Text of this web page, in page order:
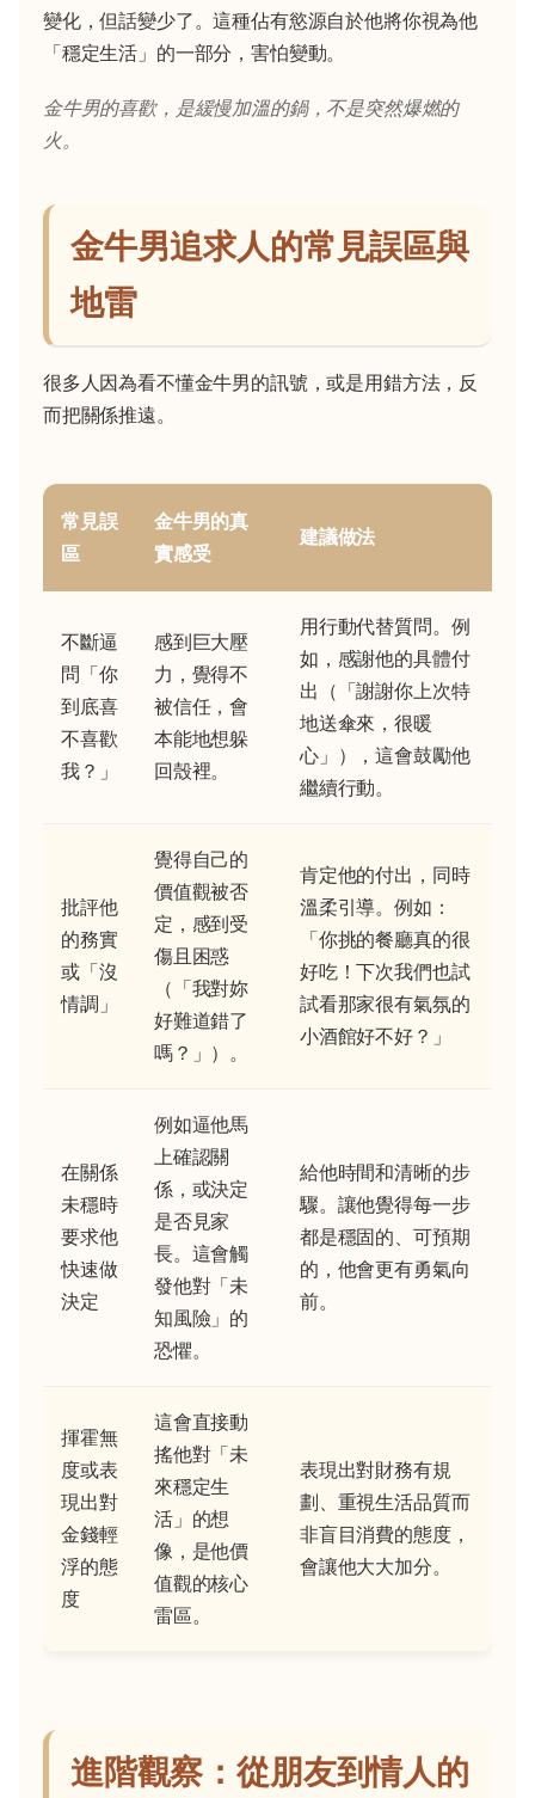
變化，但話變少了。這種佔有慾源自於他將你視為他
「穩定生活」的一部分，害怕變動。
金牛男的喜歡，是緩慢加溫的鍋，不是突然爆燃的
火。
金牛男追求人的常見誤區與
地雷
很多人因為看不懂金牛男的訊號，或是用錯方法，反
而把關係推遠。
常見誤
區
金牛男的真
實感受
建議做法
不斷逼
問「你
到底喜
不喜歡
我？」
感到巨大壓
力，覺得不
被信任，會
本能地想躲
回殼裡。
用行動代替質問。例
如，感謝他的具體付
出（「謝謝你上次特
地送傘來，很暖
心」），這會鼓勵他
繼續行動。
批評他
的務實
或「沒
情調」
覺得自己的
價值觀被否
定，感到受
傷且困惑
（「我對妳
好難道錯了
嗎？」）。
肯定他的付出，同時
溫柔引導。例如：
「你挑的餐廳真的很
好吃！下次我們也試
試看那家很有氣氛的
小酒館好不好？」
在關係
未穩時
要求他
快速做
決定
例如逼他馬
上確認關
係，或決定
是否見家
長。這會觸
發他對「未
知風險」的
恐懼。
給他時間和清晰的步
驟。讓他覺得每一步
都是穩固的、可預期
的，他會更有勇氣向
前。
揮霍無
度或表
現出對
金錢輕
浮的態
度
這會直接動
搖他對「未
來穩定生
活」的想
像，是他價
值觀的核心
雷區。
表現出對財務有規
劃、重視生活品質而
非盲目消費的態度，
會讓他大大加分。
進階觀察：從朋友到情人的